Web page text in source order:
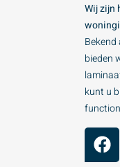
Wij zijn
bieden
kunt u